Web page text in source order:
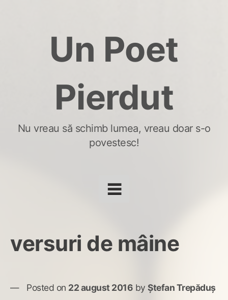
Un Poet
Pierdut
Nu vreau să schimb lumea, vreau doar s-o
povestesc!
versuri de mâine
Posted on 22 august 2016 by Ștefan Trepăduș